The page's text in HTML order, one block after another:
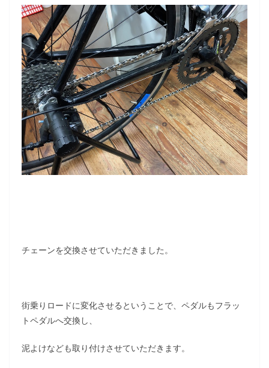
チェーンを交換させていただきました。
街乗りロードに変化させるということで、ペダルもフラッ
トペダルへ交換し、
泥よけなども取り付けさせていただきます。